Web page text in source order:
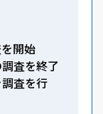
開始
査を終了
査を行